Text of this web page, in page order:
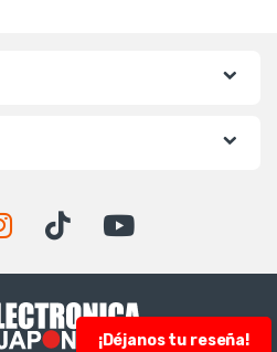
¡Déjanos tu reseña!